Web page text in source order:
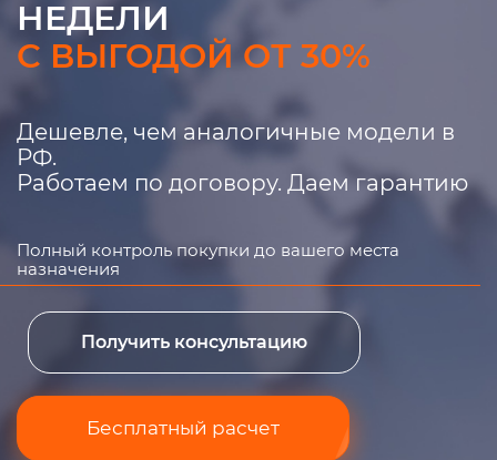
НЕДЕЛИ
С ВЫГОДОЙ ОТ 30%
Дешевле, чем аналогичные модели в
РФ.
Работаем по договору. Даем гарантию
Полный контроль покупки до вашего места
назначения
Получить консультацию
Бесплатный расчет